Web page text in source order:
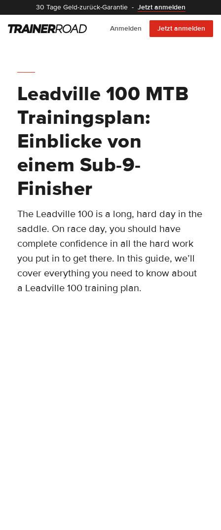
30 Tage Geld-zurück-Garantie - Jetzt anmelden
Anmelden Jetzt anmelden
Leadville 100 MTB
Trainingsplan:
Einblicke von
einem Sub-9-
Finisher
The Leadville 100 is a long, hard day in the
saddle. On race day, you should have
complete confidence in all the hard work
you put in to get there. In this guide, we’ll
cover everything you need to know about
a Leadville 100 training plan.